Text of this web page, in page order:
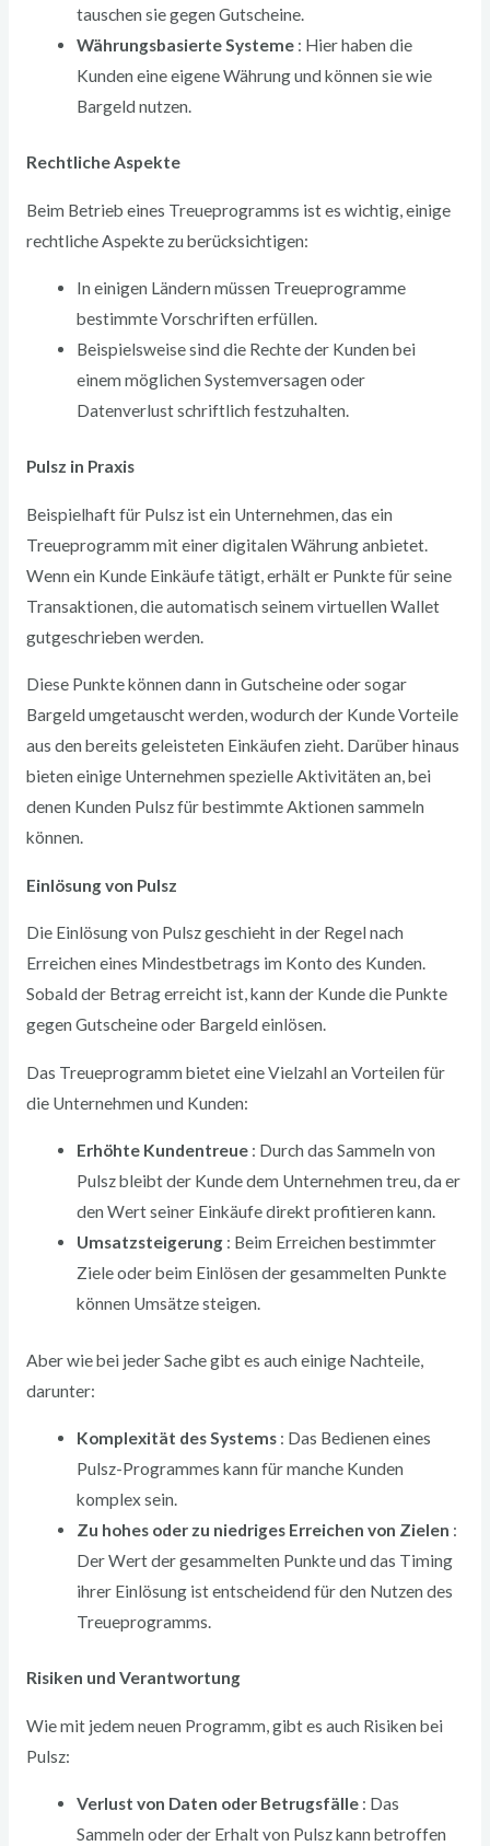
tauschen sie gegen Gutscheine.
Währungsbasierte Systeme : Hier haben die
Kunden eine eigene Währung und können sie wie
Bargeld nutzen.
Rechtliche Aspekte
Beim Betrieb eines Treueprogramms ist es wichtig, einige
rechtliche Aspekte zu berücksichtigen:
In einigen Ländern müssen Treueprogramme
bestimmte Vorschriften erfüllen.
Beispielsweise sind die Rechte der Kunden bei
einem möglichen Systemversagen oder
Datenverlust schriftlich festzuhalten.
Pulsz in Praxis
Beispielhaft für Pulsz ist ein Unternehmen, das ein
Treueprogramm mit einer digitalen Währung anbietet.
Wenn ein Kunde Einkäufe tätigt, erhält er Punkte für seine
Transaktionen, die automatisch seinem virtuellen Wallet
gutgeschrieben werden.
Diese Punkte können dann in Gutscheine oder sogar
Bargeld umgetauscht werden, wodurch der Kunde Vorteile
aus den bereits geleisteten Einkäufen zieht. Darüber hinaus
bieten einige Unternehmen spezielle Aktivitäten an, bei
denen Kunden Pulsz für bestimmte Aktionen sammeln
können.
Einlösung von Pulsz
Die Einlösung von Pulsz geschieht in der Regel nach
Erreichen eines Mindestbetrags im Konto des Kunden.
Sobald der Betrag erreicht ist, kann der Kunde die Punkte
gegen Gutscheine oder Bargeld einlösen.
Das Treueprogramm bietet eine Vielzahl an Vorteilen für
die Unternehmen und Kunden:
Erhöhte Kundentreue : Durch das Sammeln von
Pulsz bleibt der Kunde dem Unternehmen treu, da er
den Wert seiner Einkäufe direkt profitieren kann.
Umsatzsteigerung : Beim Erreichen bestimmter
Ziele oder beim Einlösen der gesammelten Punkte
können Umsätze steigen.
Aber wie bei jeder Sache gibt es auch einige Nachteile,
darunter:
Komplexität des Systems : Das Bedienen eines
Pulsz-Programmes kann für manche Kunden
komplex sein.
Zu hohes oder zu niedriges Erreichen von Zielen :
Der Wert der gesammelten Punkte und das Timing
ihrer Einlösung ist entscheidend für den Nutzen des
Treueprogramms.
Risiken und Verantwortung
Wie mit jedem neuen Programm, gibt es auch Risiken bei
Pulsz:
Verlust von Daten oder Betrugsfälle : Das
Sammeln oder der Erhalt von Pulsz kann betroffen